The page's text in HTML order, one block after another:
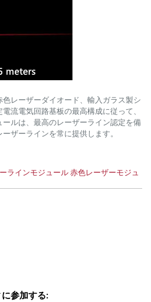
レーザーダイオード、輸入ガラス製シ
流電気回路基板の最高構成に従って、
ルは、最高のレーザーライン認定を備
ザーラインを常に提供します。
ラインモジュール赤色レーザーモジュ
参加する: